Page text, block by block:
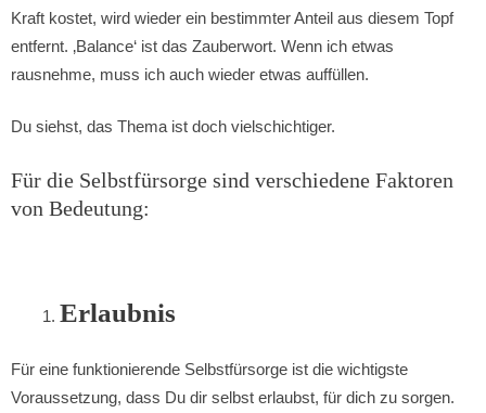
Kraft kostet, wird wieder ein bestimmter Anteil aus diesem Topf
entfernt. ‚Balance‘ ist das Zauberwort. Wenn ich etwas
rausnehme, muss ich auch wieder etwas auffüllen.
Du siehst, das Thema ist doch vielschichtiger.
Für die Selbstfürsorge sind verschiedene Faktoren
von Bedeutung:
Erlaubnis
Für eine funktionierende Selbstfürsorge ist die wichtigste
Voraussetzung, dass Du dir selbst erlaubst, für dich zu sorgen.